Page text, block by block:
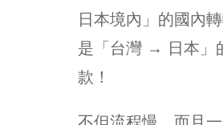
日本境內」的國內
是「台灣 → 日本」
款！